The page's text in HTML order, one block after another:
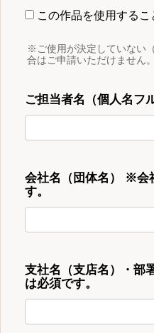
この作品を使用するこ
※ご使用が決定していない
合はご申請いただけません。
ご担当者名（個人名フ
会社名（団体名） ※会
す。
支社名（支店名）・部
は必須です。